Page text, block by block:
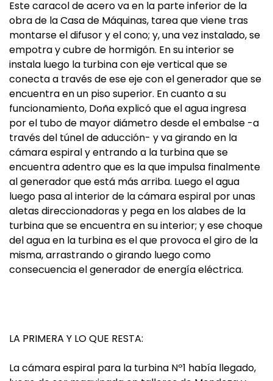
Este caracol de acero va en la parte inferior de la
obra de la Casa de Máquinas, tarea que viene tras
montarse el difusor y el cono; y, una vez instalado, se
empotra y cubre de hormigón. En su interior se
instala luego la turbina con eje vertical que se
conecta a través de ese eje con el generador que se
encuentra en un piso superior. En cuanto a su
funcionamiento, Doña explicó que el agua ingresa
por el tubo de mayor diámetro desde el embalse -a
través del túnel de aducción- y va girando en la
cámara espiral y entrando a la turbina que se
encuentra adentro que es la que impulsa finalmente
al generador que está más arriba. Luego el agua
luego pasa al interior de la cámara espiral por unas
aletas direccionadoras y pega en los alabes de la
turbina que se encuentra en su interior; y ese choque
del agua en la turbina es el que provoca el giro de la
misma, arrastrando o girando luego como
consecuencia el generador de energía eléctrica.
LA PRIMERA Y LO QUE RESTA:
La cámara espiral para la turbina Nº1 había llegado,